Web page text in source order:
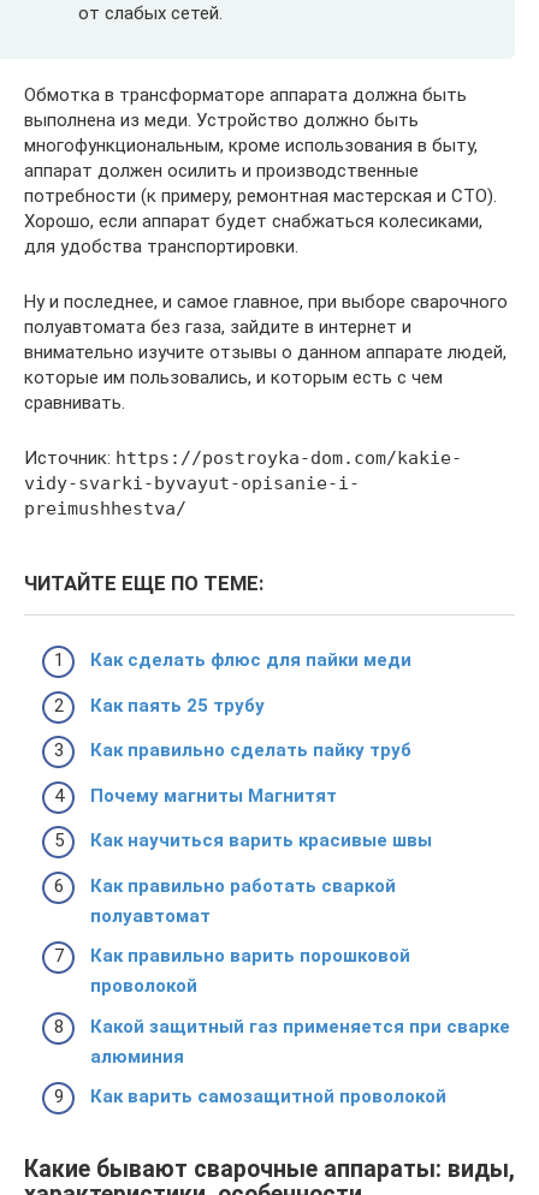
от слабых сетей.
Обмотка в трансформаторе аппарата должна быть
выполнена из меди. Устройство должно быть
многофункциональным, кроме использования в быту,
аппарат должен осилить и производственные
потребности (к примеру, ремонтная мастерская и СТО).
Хорошо, если аппарат будет снабжаться колесиками,
для удобства транспортировки.
Ну и последнее, и самое главное, при выборе сварочного
полуавтомата без газа, зайдите в интернет и
внимательно изучите отзывы о данном аппарате людей,
которые им пользовались, и которым есть с чем
сравнивать.
Источник: https://postroyka-dom.com/kakie-
vidy-svarki-byvayut-opisanie-i-
preimushhestva/
ЧИТАЙТЕ ЕЩЕ ПО ТЕМЕ:
Как сделать флюс для пайки меди
Как паять 25 трубу
Как правильно сделать пайку труб
Почему магниты Магнитят
Как научиться варить красивые швы
Как правильно работать сваркой
полуавтомат
Как правильно варить порошковой
проволокой
Какой защитный газ применяется при сварке
алюминия
Как варить самозащитной проволокой
Какие бывают сварочные аппараты: виды,